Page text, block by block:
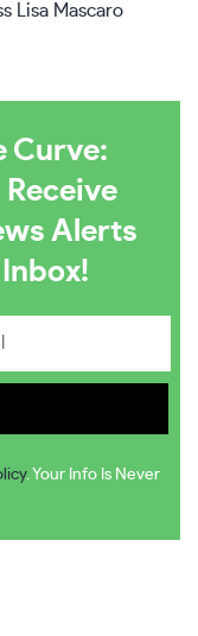
Lisa Mascaro
Curve:
Alerts
. Your Info Is Never